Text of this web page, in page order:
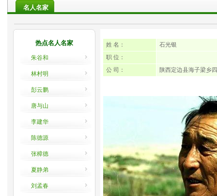
名人名家
热点名人名家
朱谷和
林村明
彭云鹏
唐与山
李建华
陈德源
张樟德
夏静弟
刘孟春
姓 名：
石光银
职 位：
公 司：
陕西定边县海子梁乡